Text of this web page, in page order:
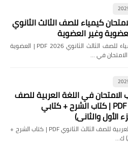
كيمياء للصف الثالث الثانوي
📘 تحميل كتاب الامتحان في الكيمياء للصف الثالث الثانوي 2026 PDF | العضوية
في …
الامتحان في اللغة العربية للصف
الثالث الثانوي PDF | كتاب الشرح + كتابي
الأول والثاني)
📘 تحميل كتاب الامتحان في اللغة العربية للصف الثالث الثانوي PDF | كتاب الشرح +
ك…